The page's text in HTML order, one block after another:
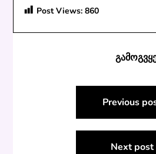
Post Views: 860
navigation
Previous
Next post